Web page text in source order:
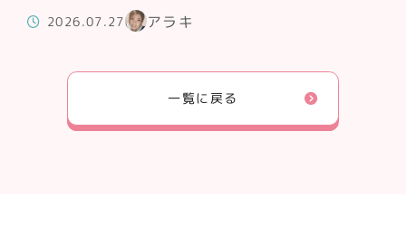
2026.07.27 アラキ
一覧に戻る